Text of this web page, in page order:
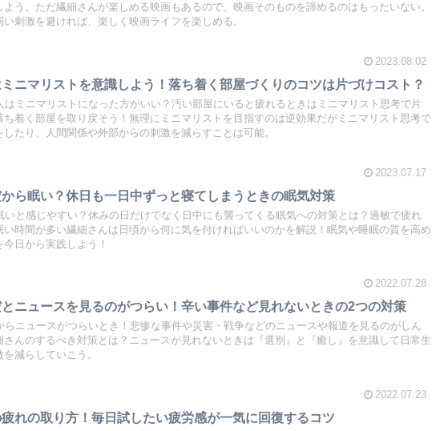
よう。ただ繊細さんが楽しめる映画もあるので、映画そのものを諦めるのはもったいない。
い刺激を避ければ、楽しく映画ライフを楽しめる。
2023.08.02
ニマリストを意識しよう！落ち着く部屋づくりのコツは片づけコスト？
はミニマリストになった方がいい？汚い部屋にいると疲れるときはミニマリスト思考で片
ち着く部屋を取り戻そう！無理にミニマリストを目指すのは逆効果だがミニマリスト思考で
したり、人間関係や外部からの刺激を減らすことは可能。
2023.07.17
ら眠い？休日も一日中ずっと寝てしまうときの眠気対策
いと感じやすい？休みの日だけでなく日中にも襲ってくる眠気への対策とは？過敏で疲れ
い時間が多い繊細さんは日頃から何に気を付ければいいのかを解説！眠気や睡眠の質を高め
今日から実践しよう！
2022.07.28
ニュースを見るのがつらい！辛い事件など見れないときの2つの対策
らニュースがつらいとき！悲惨な事件や災害・戦争などのニュースや報道を見るのがしん
さんのするべき対策とは？ニュースが見れないときは『選別』と『癒し』を意識して日常生
減らしていこう。
2022.07.23
れの取り方！毎日試したい疲労感が一気に回復するコツ